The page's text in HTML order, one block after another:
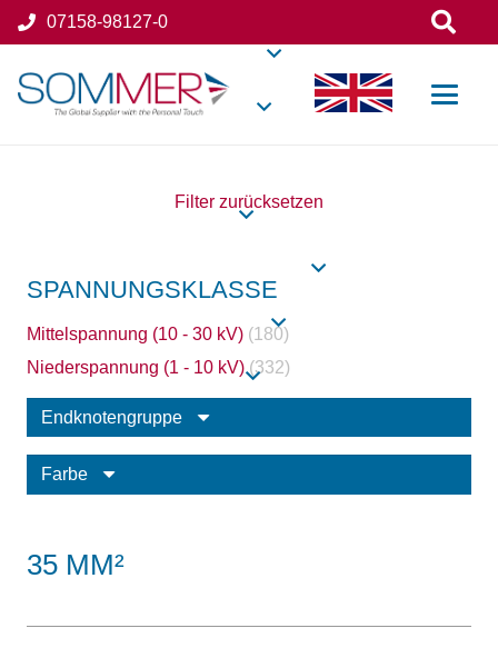
07158-98127-0
Filter zurücksetzen
SPANNUNGSKLASSE
Mittelspannung (10 - 30 kV) (180)
Niederspannung (1 - 10 kV) (332)
Endknotengruppe
Farbe
35 MM²